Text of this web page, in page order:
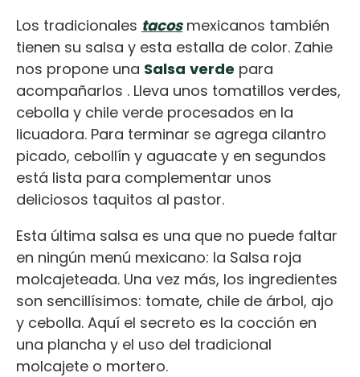
Los tradicionales tacosmexicanos también
tienen su salsa y esta estalla de color. Zahie
nos propone una Salsa verde para
acompañarlos . Lleva unos tomatillos verdes,
cebolla y chile verde procesados en la
licuadora. Para terminar se agrega cilantro
picado, cebollín y aguacate y en segundos
está lista para complementar unos
deliciosos taquitos al pastor.
Esta última salsa es una que no puede faltar
en ningún menú mexicano: la Salsa roja
molcajeteada. Una vez más, los ingredientes
son sencillísimos: tomate, chile de árbol, ajo
y cebolla. Aquí el secreto es la cocción en
una plancha y el uso del tradicional
molcajete o mortero.